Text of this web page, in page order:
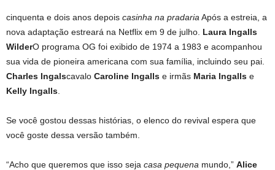
cinquenta e dois anos depois casinha na pradaria Após a estreia, a
nova adaptação estreará na Netflix em 9 de julho. Laura Ingalls
WilderO programa OG foi exibido de 1974 a 1983 e acompanhou
sua vida de pioneira americana com sua família, incluindo seu pai.
Charles Ingalscavalo Caroline Ingalls e irmãs Maria Ingalls e
Kelly Ingalls
Se você gostou dessas histórias, o elenco do revival espera que
você goste dessa versão também.
“Acho que queremos que isso seja casa pequena mundo,” Alice